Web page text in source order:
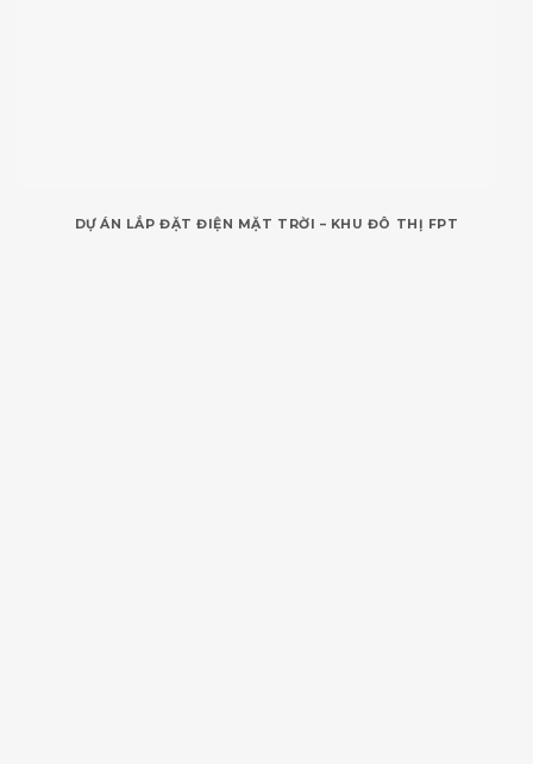
DỰ ÁN LẮP ĐẶT ĐIỆN MẶT TRỜI – KHU ĐÔ THỊ FPT